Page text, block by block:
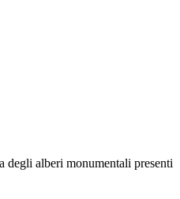
degli alberi monumentali presenti